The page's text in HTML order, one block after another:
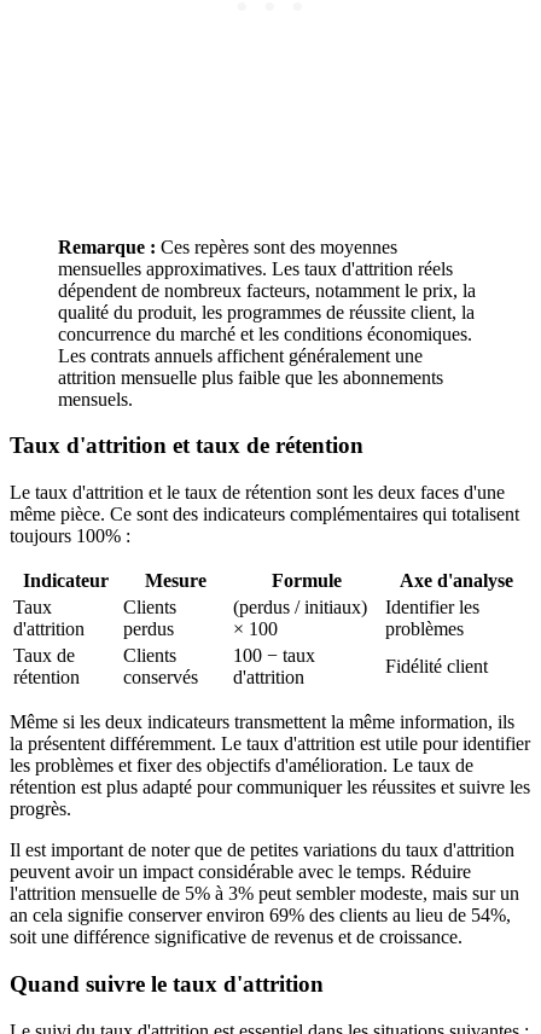
Remarque : Ces repères sont des moyennes
mensuelles approximatives. Les taux d'attrition réels
dépendent de nombreux facteurs, notamment le prix, la
qualité du produit, les programmes de réussite client, la
concurrence du marché et les conditions économiques.
Les contrats annuels affichent généralement une
attrition mensuelle plus faible que les abonnements
mensuels.
Taux d'attrition et taux de rétention
Le taux d'attrition et le taux de rétention sont les deux faces d'une
même pièce. Ce sont des indicateurs complémentaires qui totalisent
toujours 100% :
Indicateur Mesure Formule
Axe d'analyse
Taux
d'attrition
Clients
perdus
(perdus / initiaux)
× 100
Identifier les
problèmes
Taux de
rétention
Clients
conservés
100 − taux
d'attrition
Fidélité client
Même si les deux indicateurs transmettent la même information, ils
la présentent différemment. Le taux d'attrition est utile pour identifier
les problèmes et fixer des objectifs d'amélioration. Le taux de
rétention est plus adapté pour communiquer les réussites et suivre les
progrès.
Il est important de noter que de petites variations du taux d'attrition
peuvent avoir un impact considérable avec le temps. Réduire
l'attrition mensuelle de 5% à 3% peut sembler modeste, mais sur un
an cela signifie conserver environ 69% des clients au lieu de 54%,
soit une différence significative de revenus et de croissance.
Quand suivre le taux d'attrition